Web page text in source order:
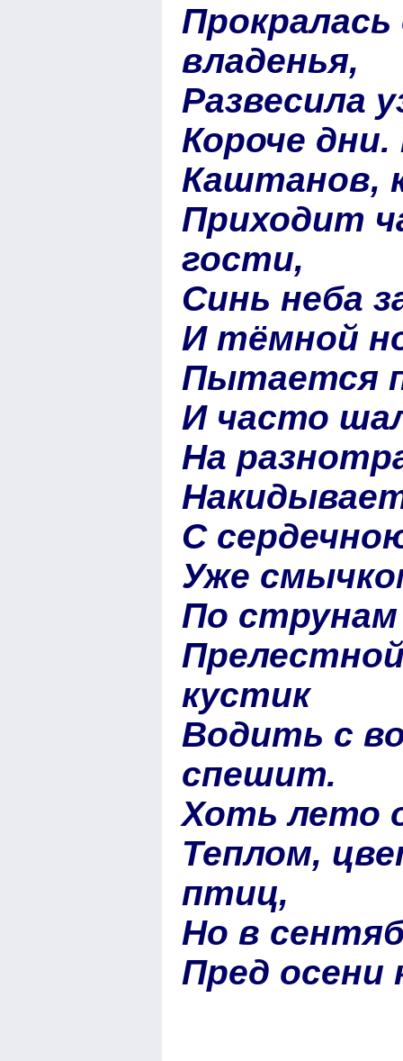
владенья,
Развесила
Короче
Каштанов,
Приходит
гости,
Синь неба
И тёмной
Пытается
И часто
На
С
Уже
По
кустик
Водить с
спешит.
Хоть лето
Теплом,
птиц,
Но в
Пред осени